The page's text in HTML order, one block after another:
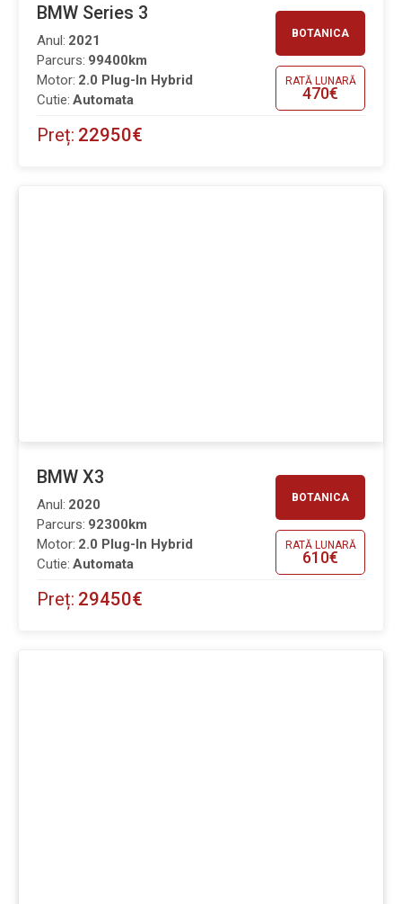
BOTANICA
RATĂ LUNARĂ
470€
BMW Series 3
Parcurs: 99400km
Anul: 2021
Motor: 2.0 Plug-In Hybrid
Cutie: Automata
Preț: 22950€
BOTANICA
RATĂ LUNARĂ
610€
BMW X3
Parcurs: 92300km
Anul: 2020
Motor: 2.0 Plug-In Hybrid
Cutie: Automata
Preț: 29450€